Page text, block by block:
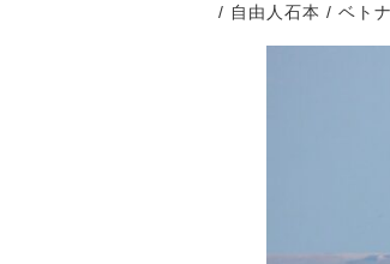
/ 自由人石本 / ベト